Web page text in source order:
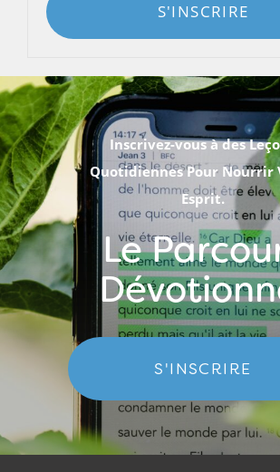
S'INSCRIRE
Inscrivez-vous à des
Quotidiennes Pour Nourrir
Esprit.
Le
S'INSCRIRE